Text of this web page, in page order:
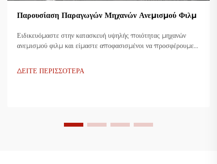
Παρουσίαση Παραγωγών Μηχανών Ανεμισμού Φιλμ
Ειδικευόμαστε στην κατασκευή υψηλής ποιότητας μηχανών
ανεμισμού φιλμ και είμαστε αποφασισμένοι να προσφέρουμε
τεχνολογία, είναι υψίστης αποδοτικότητας, οικονομικές και
ΔΕΙΤΕ ΠΕΡΙΣΣΟΤΕΡΑ